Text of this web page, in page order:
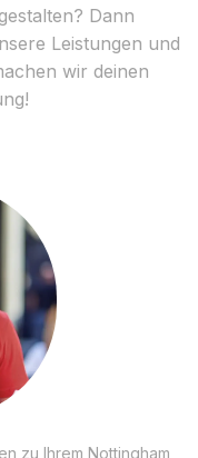
Dann
Leistungen und
wir deinen
zu Ihrem Nottingham